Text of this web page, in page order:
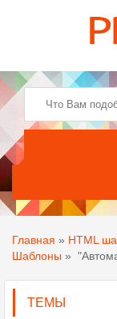
Главная » HTML
Шаблоны »
ТЕМЫ